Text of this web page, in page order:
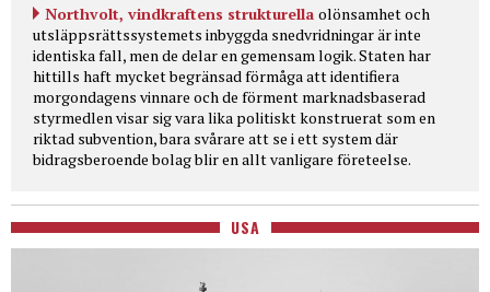
Northvolt, vindkraftens strukturella olönsamhet och
utsläppsrättssystemets inbyggda snedvridningar är inte
identiska fall, men de delar en gemensam logik. Staten har
hittills haft mycket begränsad förmåga att identifiera
morgondagens vinnare och de förment marknadsbaserad
styrmedlen visar sig vara lika politiskt konstruerat som en
riktad subvention, bara svårare att se i ett system där
bidragsberoende bolag blir en allt vanligare företeelse.
USA